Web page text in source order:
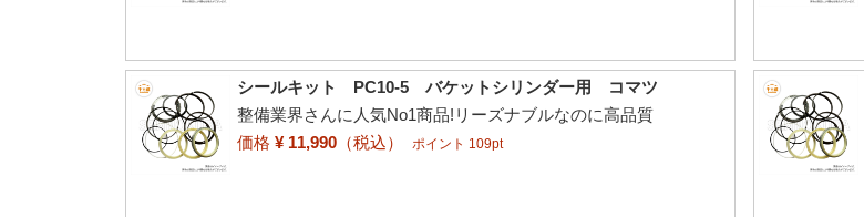
シールキット PC10-5 バケットシリンダー用 コマツ
整備業界さんに人気No1商品!リーズナブルなのに高品質
価格 ¥ 11,990 （税込） ポイント 109pt